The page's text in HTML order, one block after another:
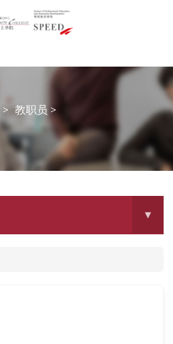
> 教职员 >
▾